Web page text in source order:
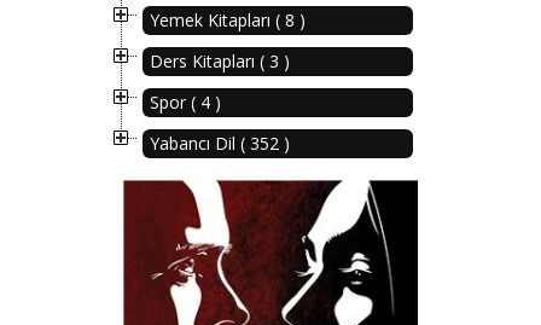
Yemek Kitapları ( 8 )
Ders Kitapları ( 3 )
Spor ( 4 )
Yabancı Dil ( 352 )